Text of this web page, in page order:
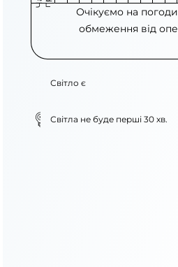
Очікуємо на
обмеження від
Світло є
Світла не буде перші 30 хв.